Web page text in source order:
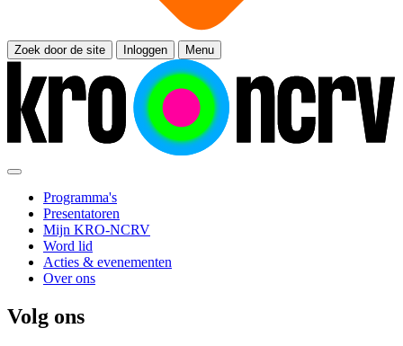
Zoek door de site Inloggen Menu
Programma's
Presentatoren
Mijn KRO-NCRV
Word lid
Acties & evenementen
Over ons
Volg ons